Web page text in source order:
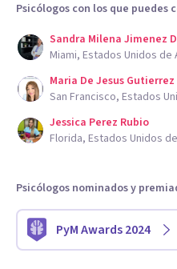
Psicólogos con los que puedes
Sandra Milena Jimenez
Miami, Estados Unidos de
Maria De Jesus
San Francisco, Estados
Jessica Perez Rubio
Florida, Estados Unidos
Psicólogos nominados y
PyM Awards 2024